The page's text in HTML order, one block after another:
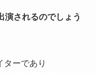
演されるのでしょう
ターであり